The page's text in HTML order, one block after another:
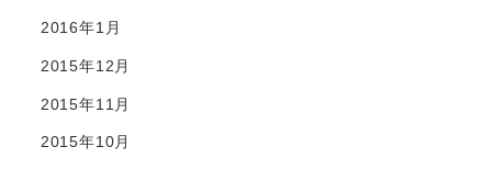
2016年1月
2015年12月
2015年11月
2015年10月